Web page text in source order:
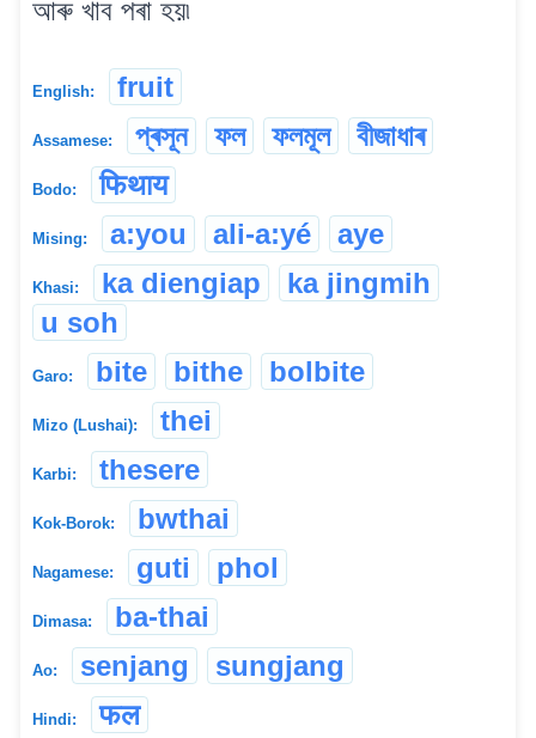
আৰু খাব পৰা হয়৷
English: fruit
Assamese: প্ৰসূন ফল ফলমূল বীজাধাৰ
Bodo: फिथाय
Mising: a:you ali-a:yé aye
Khasi: ka diengiap
ka jingmih
u soh
Garo: bite bithe bolbite
Mizo (Lushai): thei
Karbi: thesere
Kok-Borok: bwthai
Nagamese: guti phol
Dimasa: ba-thai
Ao: senjang sungjang
Hindi: फल